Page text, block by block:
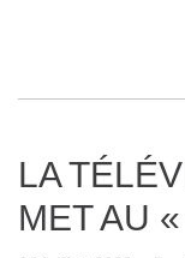
LA
MET AU